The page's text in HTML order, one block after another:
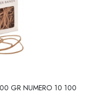
GR NUMERO 10 100